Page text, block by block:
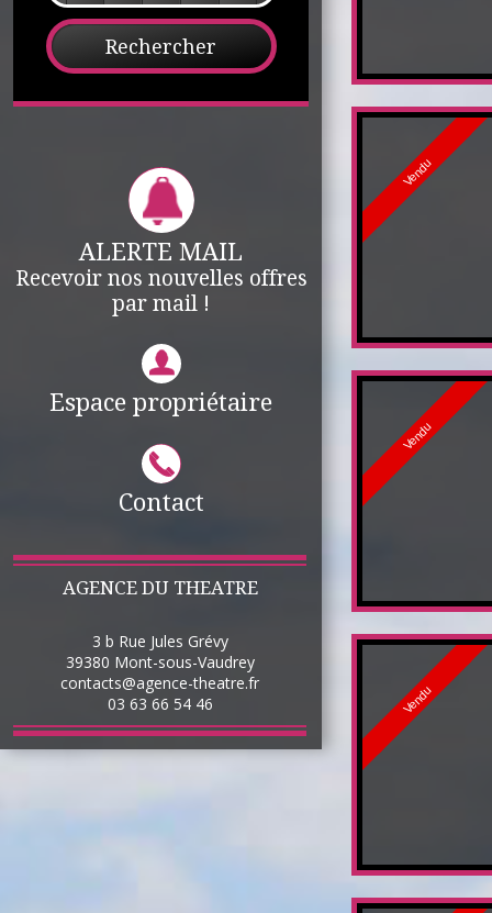
ALERTE MAIL
Recevoir nos nouvelles offres
par mail !
Espace propriétaire
Contact
AGENCE DU THEATRE
3 b Rue Jules Grévy
39380 Mont-sous-Vaudrey
contacts@agence-theatre.fr
03 63 66 54 46
Vendu
Vendu
Vendu